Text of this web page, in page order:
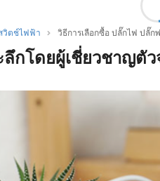
วิตช์ไฟฟ้า วิธีการเลือกซื้อ ปลั๊กไฟ ปลั๊ก
กโดยผู้เชี่ยวชาญตัว